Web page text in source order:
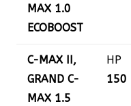
MAX 1.0
ECOBOOST
C-MAX II,
GRAND C-
MAX 1.5
HP
150